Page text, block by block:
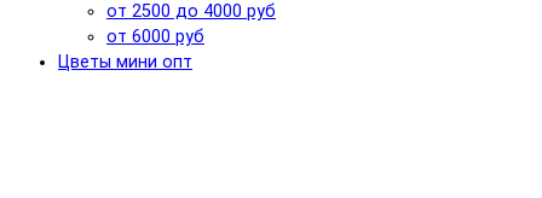
от 2500 до 4000 руб
от 6000 руб
Цветы мини опт